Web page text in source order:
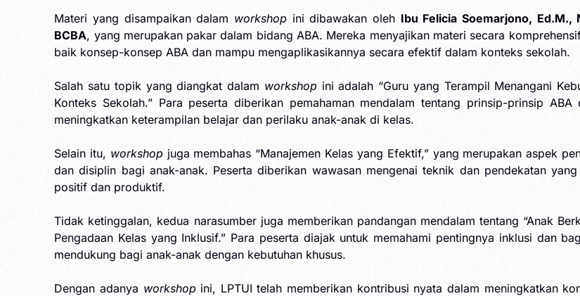
Materi yang disampaikan dalam workshop ini dibawakan oleh Ibu Felicia Soemarjono, Ed.M.,
BCBA, yang merupakan pakar dalam bidang ABA. Mereka menyajikan materi secara
baik konsep-konsep ABA dan mampu mengaplikasikannya secara efektif dalam konteks sekolah.
Salah satu topik yang diangkat dalam workshop ini adalah “Guru yang Terampil Menangani
Konteks Sekolah.” Para peserta diberikan pemahaman mendalam tentang prinsip-prinsip
meningkatkan keterampilan belajar dan perilaku anak-anak di kelas.
Selain itu, workshop juga membahas “Manajemen Kelas yang Efektif,” yang merupakan aspek
dan disiplin bagi anak-anak. Peserta diberikan wawasan mengenai teknik dan pendekatan
positif dan produktif.
Tidak ketinggalan, kedua narasumber juga memberikan pandangan mendalam tentang “Anak
Pengadaan Kelas yang Inklusif.” Para peserta diajak untuk memahami pentingnya inklusi dan
mendukung bagi anak-anak dengan kebutuhan khusus.
Dengan adanya workshop ini, LPTUI telah memberikan kontribusi nyata dalam meningkatkan